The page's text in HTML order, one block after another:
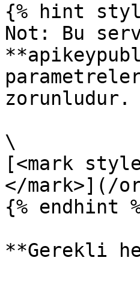
{% hint
Not: Bu
zorunludur.
\
[<mark
</mark>](/
{% endhint
**Gerekli